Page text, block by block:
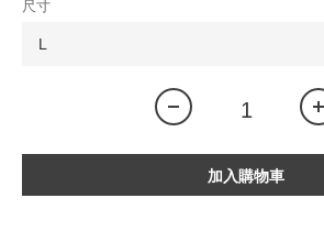
尺寸
加入購物車